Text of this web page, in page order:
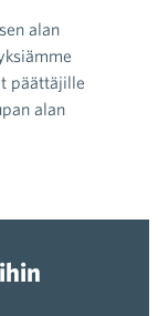
alan
päättäjille
alan